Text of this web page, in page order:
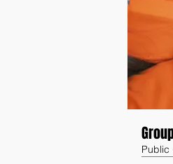
Public